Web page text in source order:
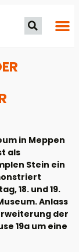
in Meppen
als
Stein ein
18. und 19.
Anlass
der
19a um eine